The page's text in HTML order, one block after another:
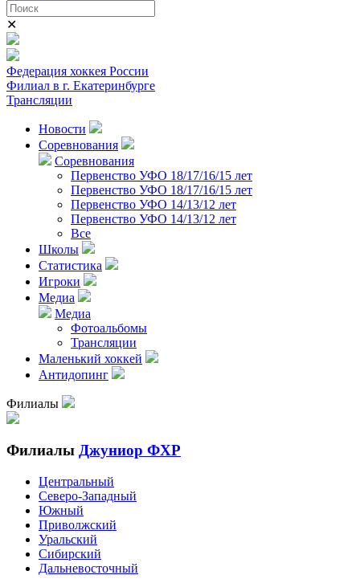
✕
Федерация хоккея России
Филиал в г. Екатеринбурге
Трансляции
Новости
Соревнования
Соревнования
Первенство УФО 18/17/16/15 лет
Первенство УФО 18/17/16/15 лет
Первенство УФО 14/13/12 лет
Первенство УФО 14/13/12 лет
Все
Школы
Статистика
Игроки
Медиа
Медиа
Фотоальбомы
Трансляции
Маленький хоккей
Антидопинг
Филиалы
Филиалы Джуниор ФХР
Центральный
Северо-Западный
Южный
Приволжский
Уральский
Сибирский
Дальневосточный